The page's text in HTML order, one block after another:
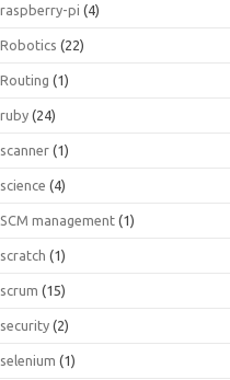
raspberry-pi (4)
Robotics (22)
Routing (1)
ruby (24)
scanner (1)
science (4)
SCM management (1)
scratch (1)
scrum (15)
security (2)
selenium (1)